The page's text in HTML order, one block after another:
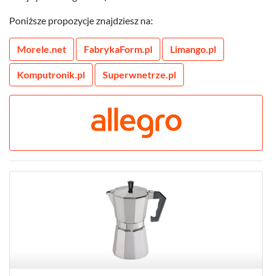
Poniższe propozycje znajdziesz na:
Morele.net FabrykaForm.pl Limango.pl
Komputronik.pl Superwnetrze.pl